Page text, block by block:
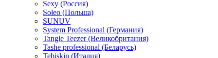
Sexy (Россия)
Soleo (Польша)
SUNUV
System Professional (Германия)
Tangle Teezer (Великобритания)
Tashe professional (Беларусь)
Tebiskin (Италия)